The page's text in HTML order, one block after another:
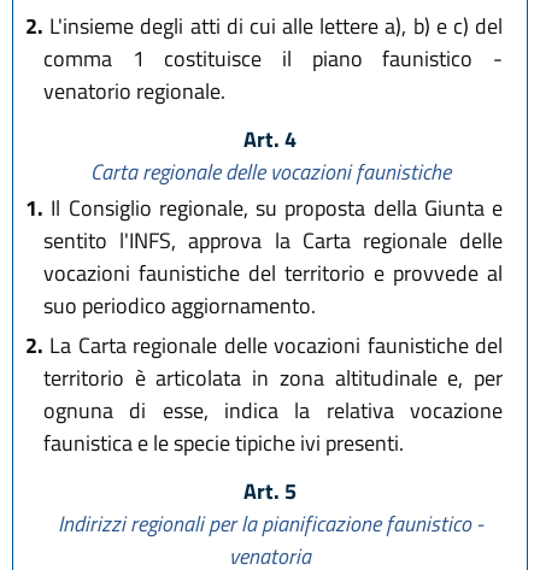
2. L'insieme degli atti di cui alle lettere a), b) e c) del
comma 1 costituisce il piano faunistico -
venatorio regionale.
Art. 4
Carta regionale delle vocazioni faunistiche
1. Il Consiglio regionale, su proposta della Giunta e
sentito l'INFS, approva la Carta regionale delle
vocazioni faunistiche del territorio e provvede al
suo periodico aggiornamento.
2. La Carta regionale delle vocazioni faunistiche del
territorio è articolata in zona altitudinale e, per
ognuna di esse, indica la relativa vocazione
faunistica e le specie tipiche ivi presenti.
Art. 5
Indirizzi regionali per la pianificazione faunistico -
venatoria